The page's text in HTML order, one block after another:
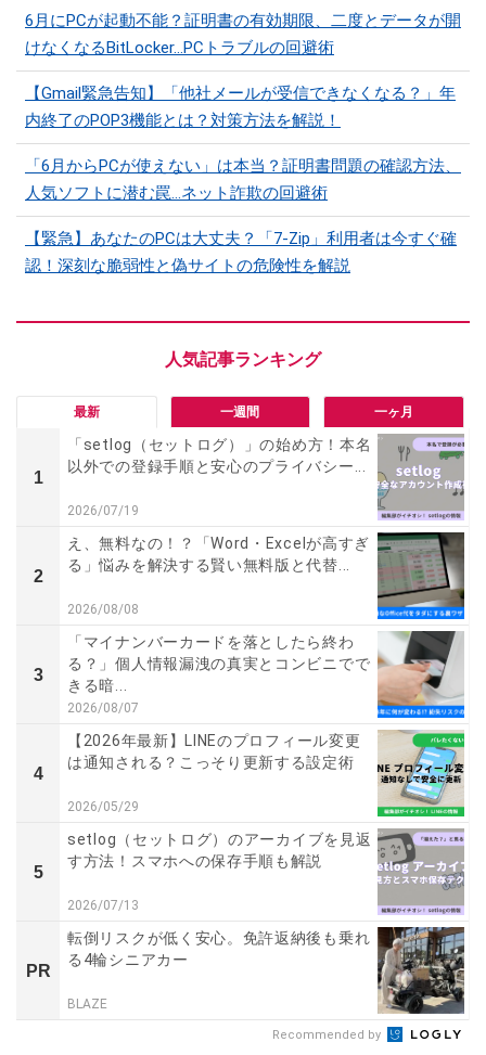
6月にPCが起動不能？証明書の有効期限、二度とデータが開
けなくなるBitLocker…PCトラブルの回避術
【Gmail緊急告知】「他社メールが受信できなくなる？」年
内終了のPOP3機能とは？対策方法を解説！
「6月からPCが使えない」は本当？証明書問題の確認方法、
人気ソフトに潜む罠…ネット詐欺の回避術
【緊急】あなたのPCは大丈夫？「7-Zip」利用者は今すぐ確
認！深刻な脆弱性と偽サイトの危険性を解説
最新 一週間 一ヶ月
1
「setlog（セットログ）」の始め方！本名
以外での登録手順と安心のプライバシー...
2026/07/19
2
え、無料なの！？「Word・Excelが高すぎ
る」悩みを解決する賢い無料版と代替...
2026/08/08
3
「マイナンバーカードを落としたら終わ
る？」個人情報漏洩の真実とコンビニでで
きる暗...
2026/08/07
4
【2026年最新】LINEのプロフィール変更
は通知される？こっそり更新する設定術
2026/05/29
5
setlog（セットログ）のアーカイブを見返
す方法！スマホへの保存手順も解説
2026/07/13
PR
転倒リスクが低く安心。免許返納後も乗れ
る4輪シニアカー
BLAZE
Recommended by